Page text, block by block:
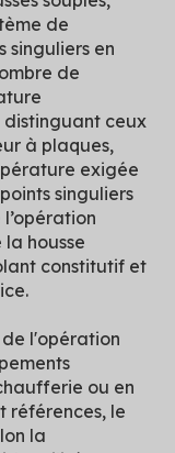
de
singuliers en
de
distinguant ceux
à plaques,
exigée
singuliers
housse
constitutif et
l'opération
ou en
références, le
la